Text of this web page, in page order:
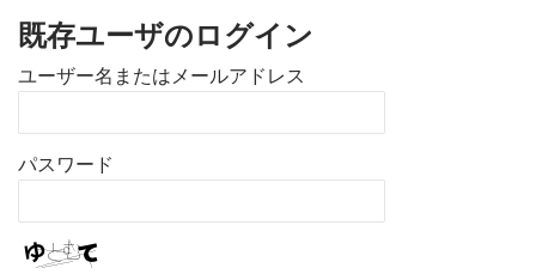
既存ユーザのログイン
ユーザー名またはメールアドレス
パスワード